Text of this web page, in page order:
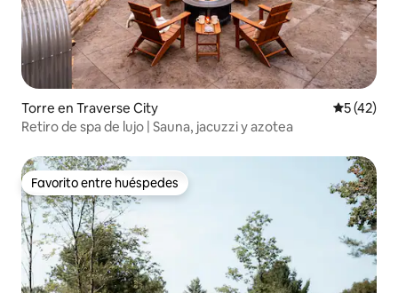
Torre en Traverse City
5 (42)
Retiro de spa de lujo | Sauna, jacuzzi y azotea
Favorito entre huéspedes
Favorito entre huéspedes